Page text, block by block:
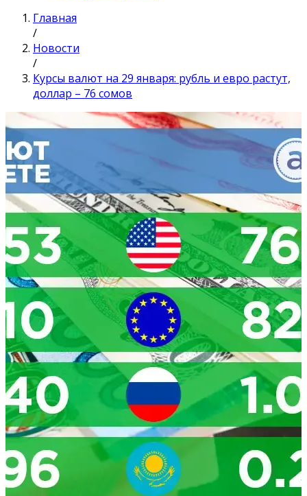
Главная
/
Новости
/
Курсы валют на 29 января: рубль и евро растут,
доллар – 76 сомов